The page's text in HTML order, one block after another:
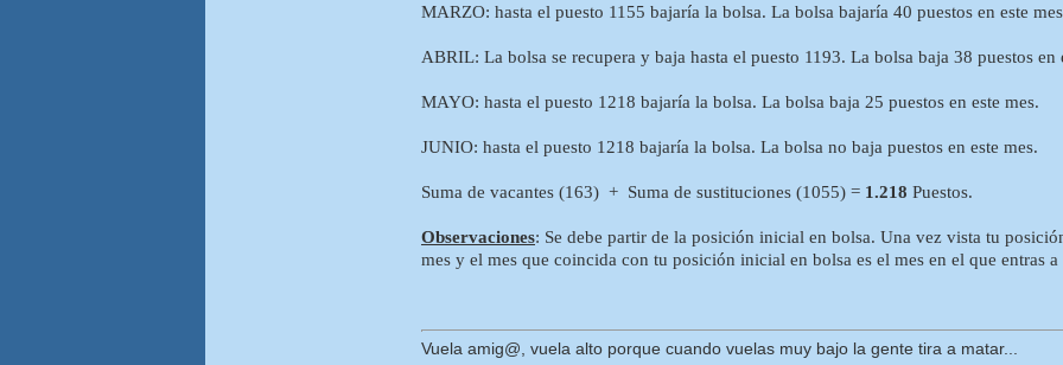
MARZO: hasta el puesto 1155 bajaría la bolsa. La bolsa bajaría 40 puestos en este
ABRIL: La bolsa se recupera y baja hasta el puesto 1193. La bolsa baja 38 puestos en
MAYO: hasta el puesto 1218 bajaría la bolsa. La bolsa baja 25 puestos en este mes.
JUNIO: hasta el puesto 1218 bajaría la bolsa. La bolsa no baja puestos en este mes.
Suma de vacantes (163) + Suma de sustituciones (1055) = 1.218 Puestos.
Observaciones: Se debe partir de la posición inicial en bolsa. Una vez vista tu
mes y el mes que coincida con tu posición inicial en bolsa es el mes en el que entras a
Vuela amig@, vuela alto porque cuando vuelas muy bajo la gente tira a matar...